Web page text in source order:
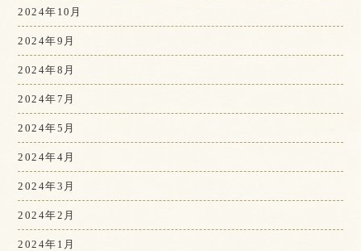
2024年10月
2024年9月
2024年8月
2024年7月
2024年5月
2024年4月
2024年3月
2024年2月
2024年1月